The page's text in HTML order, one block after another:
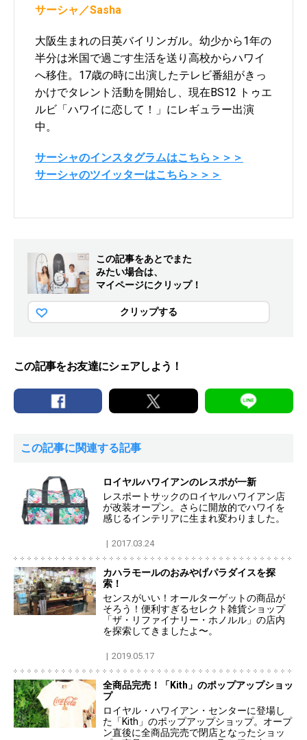
サーシャ／Sasha
大阪生まれの日英バイリンガル。幼少から1年の
半分は米国で過ごす生活を送り高校からハワイ
へ移住。17歳の時に出演したテレビ番組がきっ
かけでタレント活動を開始し、現在BS12 トゥエ
ルビ「ハワイに恋して！」にレギュラー出演
中。
サーシャのインスタグラムはこちら＞＞＞
サーシャのツイッターはこちら＞＞＞
この記事をあとでまた
みたい場合は、
マイページにクリップ！
クリップする
この記事をお友達にシェアしよう！
この記事に関連する記事
ロイヤルハワイアンのレスポが一新
レスポートサックのロイヤルハワイアン店
が改装オープン。さらに開放的でハワイを
感じるインテリアに生まれ変わりました。
2017.03.24
カハラモールのおみやげパラダイスを探
索！
センスがいい！オールターゲットの商品が
そろう！便利すぎるセレクト雑貨ショップ
「ザ・リファイナリー・ホノルル」の店内
を探索してきましたよ〜。
2019.05.17
全商品完売！「Kith」のポップアップショッ
プ
ロイヤル・ハワイアン・センターに登場し
た「Kith」のポップアップショップ。オープ
ン直後に全商品完売で閉店となったショッ